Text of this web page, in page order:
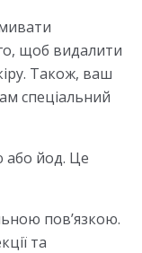
щоб видалити
Також, ваш
спеціальний
або йод. Це
пов’язкою.
та